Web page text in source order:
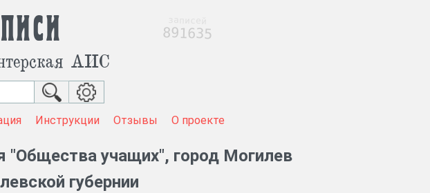
АИС
Инструкции Отзывы О проекте
"Общества учащих", город Могилев
губернии
891635